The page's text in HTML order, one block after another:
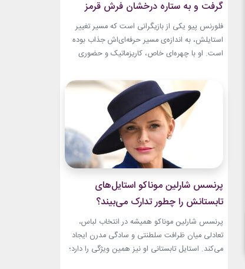
گرفت و به ستاره درخشان فرش قرمز
تبدیل شد؟
فلورنس پیو یکی از بازیگرانی است که مسیر تغییر
استایلش، به اندازه‌ی مسیر حرفه‌ای‌اش جذاب بوده
است. او با چهره‌ای خاص، کاریزماتیک و حضوری
سال‌های ابتدایی فعالیتش هنوز زبان شخصی خود را
در مد پیدا نکرده بود.لینک پیشنهادیخرید اکسسوری
و زیورآلات نقرهجدیدترین کالکشن 2026 دستبند...
پرنسس شارلین موناکو استایل‌های
تابستانش را چطور تدارک می‌بیند؟
پرنسس شارلین موناکو همیشه در انتخاب لباس،
تعادلی میان ظرافت سلطنتی و سادگی مدرن ایجاد
می‌کند. استایل تابستانی او نیز همین ویژگی را دارد؛